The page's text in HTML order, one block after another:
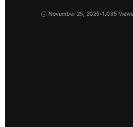
November 25, 2025•1.035 Views